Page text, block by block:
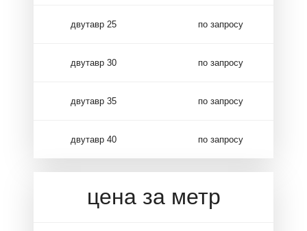
двутавр 25 по запросу
двутавр 30 по запросу
двутавр 35 по запросу
двутавр 40 по запросу
цена за метр